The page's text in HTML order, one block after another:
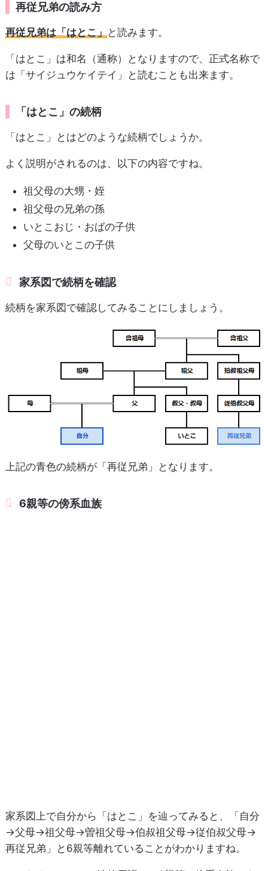
再従兄弟の読み方
再従兄弟は「はとこ」と読みます。
「はとこ」は和名（通称）となりますので、正式名称で
は「サイジュウケイテイ」と読むことも出来ます。
「はとこ」の続柄
「はとこ」とはどのような続柄でしょうか。
よく説明がされるのは、以下の内容ですね。
祖父母の大甥・姪
祖父母の兄弟の孫
いとこおじ・おばの子供
父母のいとこの子供
家系図で続柄を確認
続柄を家系図で確認してみることにしましょう。
上記の青色の続柄が「再従兄弟」となります。
6親等の傍系血族
家系図上で自分から「はとこ」を辿ってみると、「自分
→父母→祖父母→曽祖父母→伯叔祖父母→従伯叔父母→
再従兄弟」と6親等離れていることがわかりますね。